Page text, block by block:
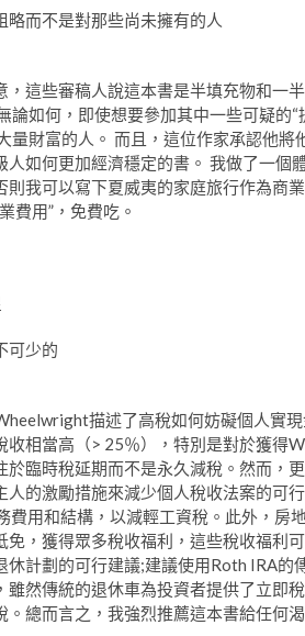
略而不是對那些尚未擁有的人
，這些審稿人說這本書是半填充物和一
論如何，即使想要參加其中一些可疑
量財富的人。 而且，這位作家承認他
人如何更加經濟穩定的書。 我做了一個
則我可以寫下夏威夷的家庭旅行作為
費用”，免費吃。
可少的
描述了高稅如何妨礙個人實
收相當高（> 25％），特別是對於獲得
於臨時稅延期而不是永久減稅。然而，
人的激勵措施來減少個人稅收法案的可
費用和結構，以減輕工資稅。此外，房
免，獲得眾多稅收福利，這些稅收福利
休計劃的可行建議;建議使用Roth IRA
雖然傳統的退休車為投資者提供了立即
。總而言之，我強烈推薦這本書給任何